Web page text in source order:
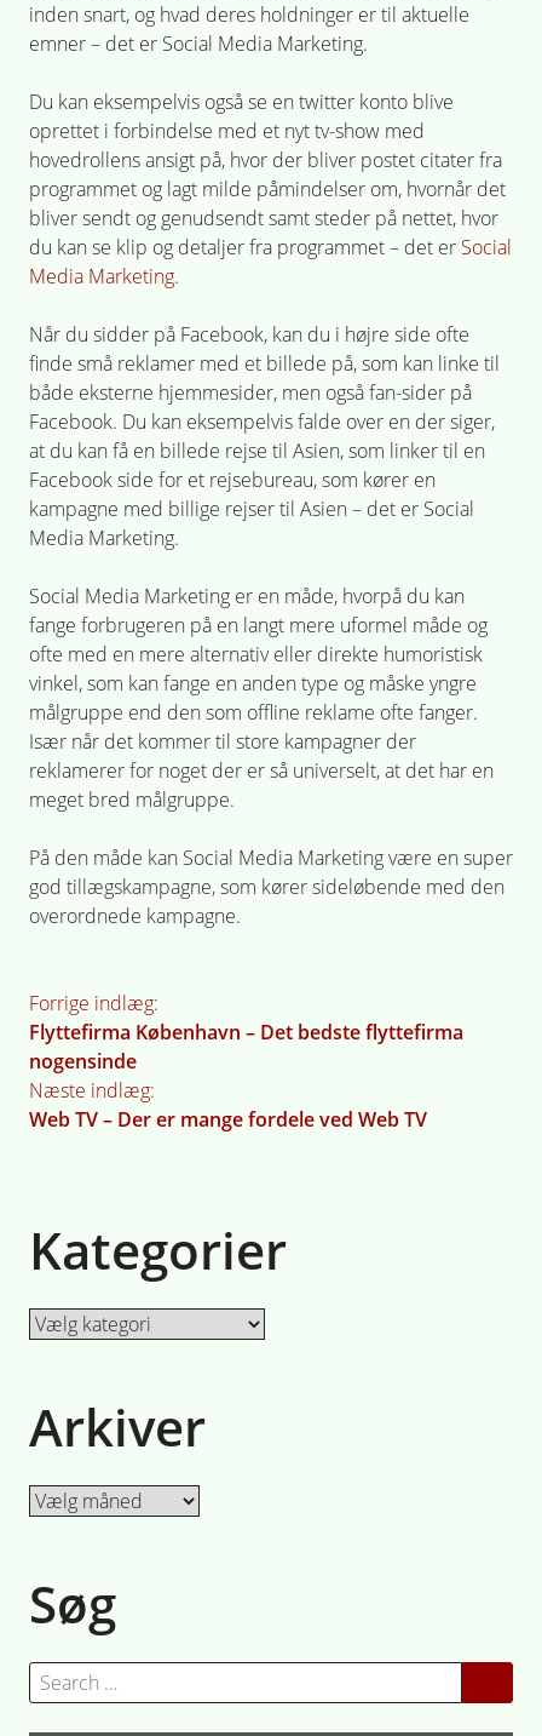
inden snart, og hvad deres holdninger er til aktuelle
emner – det er Social Media Marketing.
Du kan eksempelvis også se en twitter konto blive
oprettet i forbindelse med et nyt tv-show med
hovedrollens ansigt på, hvor der bliver postet citater fra
programmet og lagt milde påmindelser om, hvornår det
bliver sendt og genudsendt samt steder på nettet, hvor
du kan se klip og detaljer fra programmet – det er Social
Media Marketing.
Når du sidder på Facebook, kan du i højre side ofte
finde små reklamer med et billede på, som kan linke til
både eksterne hjemmesider, men også fan-sider på
Facebook. Du kan eksempelvis falde over en der siger,
at du kan få en billede rejse til Asien, som linker til en
Facebook side for et rejsebureau, som kører en
kampagne med billige rejser til Asien – det er Social
Media Marketing.
Social Media Marketing er en måde, hvorpå du kan
fange forbrugeren på en langt mere uformel måde og
ofte med en mere alternativ eller direkte humoristisk
vinkel, som kan fange en anden type og måske yngre
målgruppe end den som offline reklame ofte fanger.
Især når det kommer til store kampagner der
reklamerer for noget der er så universelt, at det har en
meget bred målgruppe.
På den måde kan Social Media Marketing være en super
god tillægskampagne, som kører sideløbende med den
overordnede kampagne.
Indlægsnavigation
Forrige indlæg:
Flyttefirma København – Det bedste flyttefirma
nogensinde
Næste indlæg:
Web TV – Der er mange fordele ved Web TV
Kategorier
Kategorier
Arkiver
Arkiver
Søg
Search
for: